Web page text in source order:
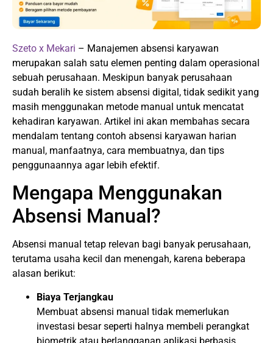
Szeto x Mekari – Manajemen absensi karyawan
merupakan salah satu elemen penting dalam operasional
sebuah perusahaan. Meskipun banyak perusahaan
sudah beralih ke sistem absensi digital, tidak sedikit yang
masih menggunakan metode manual untuk mencatat
kehadiran karyawan. Artikel ini akan membahas secara
mendalam tentang contoh absensi karyawan harian
manual, manfaatnya, cara membuatnya, dan tips
penggunaannya agar lebih efektif.
Mengapa Menggunakan
Absensi Manual?
Absensi manual tetap relevan bagi banyak perusahaan,
terutama usaha kecil dan menengah, karena beberapa
alasan berikut:
Biaya Terjangkau
Membuat absensi manual tidak memerlukan
investasi besar seperti halnya membeli perangkat